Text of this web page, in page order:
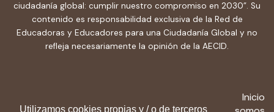
Utilizamos cookies propias y / o de terceros
ciudadanía global: cumplir nuestro compromiso en 2030”. Su
contenido es responsabilidad exclusiva de la Red de
Educadoras y Educadores para una Ciudadanía Global y no
refleja necesariamente la opinión de la AECID.
Inicio